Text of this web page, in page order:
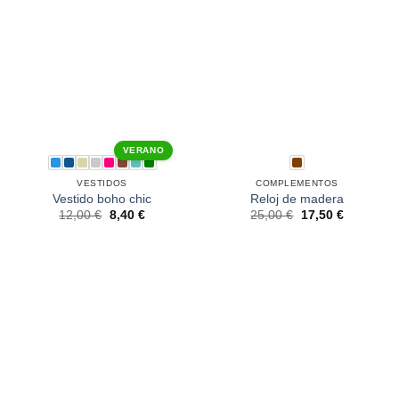
VERANO
VESTIDOS
Vestido boho chic
12,00€ 8,40 €
COMPLEMENTOS
Reloj de madera
25,00€ 17,50 €